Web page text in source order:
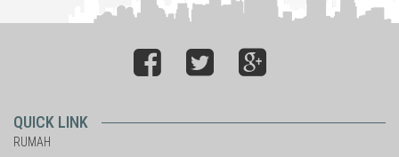
QUICK LINK
RUMAH